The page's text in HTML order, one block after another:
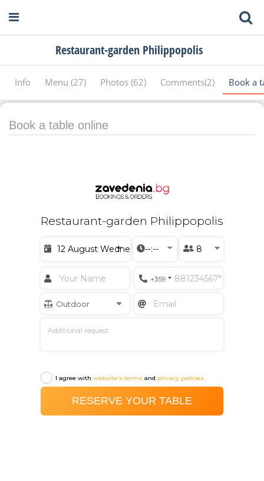
Restaurant-garden Philippopolis
Info Menu (27) Photos (62) Comments(2) Book a
Book a table online